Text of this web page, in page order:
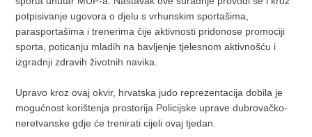
potpisivanje ugovora o djelu s vrhunskim sportašima,
parasportašima i trenerima čije aktivnosti pridonose promociji
sporta, poticanju mladih na bavljenje tjelesnom aktivnošću i
izgradnji zdravih životnih navika.
Upravo kroz ovaj okvir, hrvatska judo reprezentacija dobila je
mogućnost korištenja prostorija Policijske uprave dubrovačko-
neretvanske gdje će trenirati cijeli ovaj tjedan.